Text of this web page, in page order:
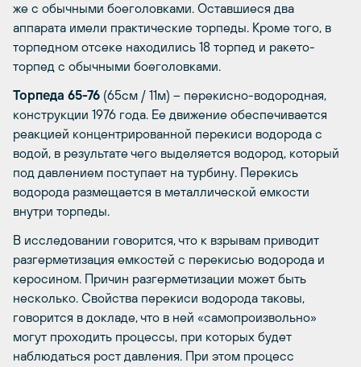
же с обычными боеголовками. Оставшиеся два
аппарата имели практические торпеды. Кроме того, в
торпедном отсеке находились 18 торпед и ракето-
торпед с обычными боеголовками.
Торпеда 65-76 (65см / 11м) – перекисно-водородная,
конструкции 1976 года. Ее движение обеспечивается
реакцией концентрированной перекиси водорода с
водой, в результате чего выделяется водород, который
под давлением поступает на турбину. Перекись
водорода размещается в металлической емкости
внутри торпеды.
В исследовании говорится, что к взрывам приводит
разгерметизация емкостей с перекисью водорода и
керосином. Причин разгерметизации может быть
несколько. Свойства перекиси водорода таковы,
говорится в докладе, что в ней «самопроизвольно»
могут проходить процессы, при которых будет
наблюдаться рост давления. При этом процесс